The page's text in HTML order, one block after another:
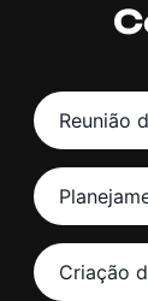
Reunião
Criação